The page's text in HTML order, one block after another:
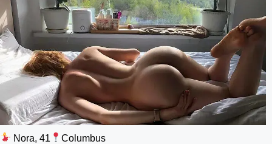
Nora, 41 Columbus